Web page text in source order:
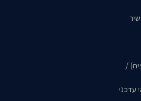
/
עדכני